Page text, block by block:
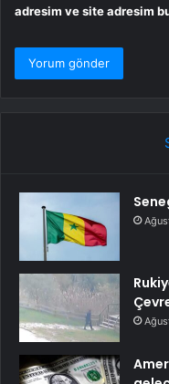
adresim ve site adresim